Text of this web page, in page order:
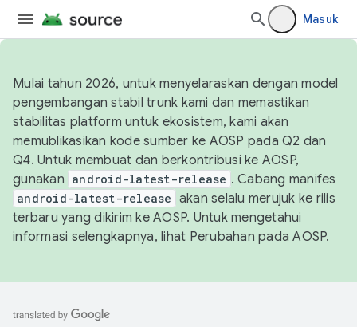
Masuk
Mulai tahun 2026, untuk menyelaraskan dengan model
pengembangan stabil trunk kami dan memastikan
stabilitas platform untuk ekosistem, kami akan
memublikasikan kode sumber ke AOSP pada Q2 dan
Q4. Untuk membuat dan berkontribusi ke AOSP,
gunakan android-latest-release . Cabang manifes
android-latest-release akan selalu merujuk ke rilis
terbaru yang dikirim ke AOSP. Untuk mengetahui
informasi selengkapnya, lihat Perubahan pada AOSP.